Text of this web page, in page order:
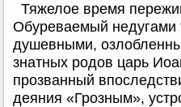
Тяжелое время
Обуреваемый недугами
душевными,
знатных родов царь
прозванный
деяния «Грозным»,